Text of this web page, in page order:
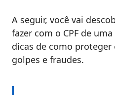
A seguir, você vai
fazer com o CPF de
dicas de como proteger
golpes e fraudes.